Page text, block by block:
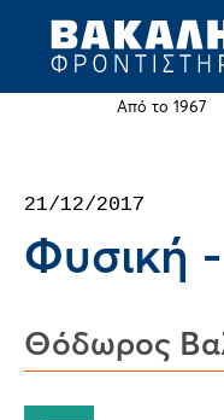
Jump
Από το 1967
top
21/12/2017
Φυσική -
Θόδωρος